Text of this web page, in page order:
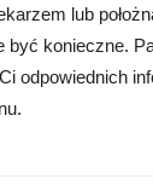
lub
być konieczne.
odpowiednich